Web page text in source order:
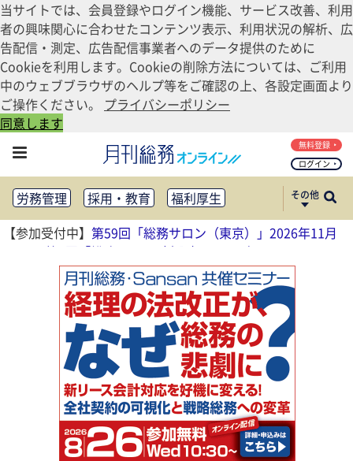
当サイトでは、会員登録やログイン機能、サービス改善、利用
者の興味関心に合わせたコンテンツ表示、利用状況の解析、広
告配信・測定、広告配信事業者へのデータ提供のために
Cookieを利用します。Cookieの削除方法については、ご利用
中のウェブブラウザのヘルプ等をご確認の上、各設定画面より
ご操作ください。 プライバシーポリシー
同意します
ログイン
無料登録
労務管理 採用・教育
福利厚生
健康経営
働き方改革
法務・コンプライアンス
リスクマネジメント・BCP
社外・社内広報
社外・社内コミュニケーション活性化
FM・オフィス移転
CSR・SDGs
テクノロジー活用・DX
助成金・補助金・コスト削減
アウトソーシング・BPO
調査・レポート
その他
【参加受付中】 第59回「総務サロン（東京）」2026年11月
第4回「総務サロン（大阪）」2026年11月17日